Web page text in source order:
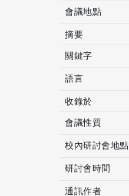
會議地點
摘要
關鍵字
語言
收錄於
會議性質
校內研討會地點
研討會時間
通訊作者